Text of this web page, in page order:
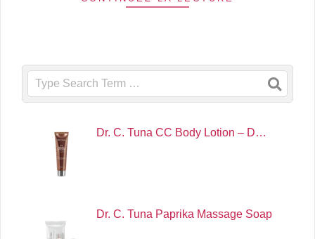
Search
Dr. C. Tuna CC Body Lotion – D…
Dr. C. Tuna Paprika Massage Soap